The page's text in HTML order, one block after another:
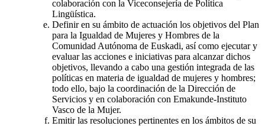
colaboración con la Viceconsejería de Política
Lingüística.
Definir en su ámbito de actuación los objetivos del Plan
para la Igualdad de Mujeres y Hombres de la
Comunidad Autónoma de Euskadi, así como ejecutar y
evaluar las acciones e iniciativas para alcanzar dichos
objetivos, llevando a cabo una gestión integrada de las
políticas en materia de igualdad de mujeres y hombres;
todo ello, bajo la coordinación de la Dirección de
Servicios y en colaboración con Emakunde-Instituto
Vasco de la Mujer.
Emitir las resoluciones pertinentes en los ámbitos de su